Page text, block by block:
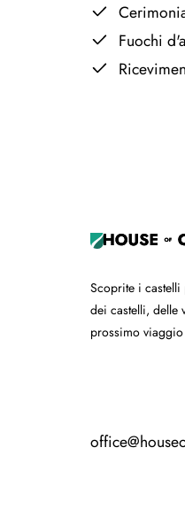
Fuochi
Scoprite i castelli
dei castelli, delle
prossimo viaggio